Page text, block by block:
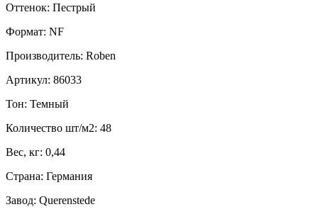
Оттенок: Пестрый
Формат: NF
Производитель: Roben
Артикул: 86033
Тон: Темный
Количество шт/м2: 48
Вес, кг: 0,44
Страна: Германия
Завод: Querenstede